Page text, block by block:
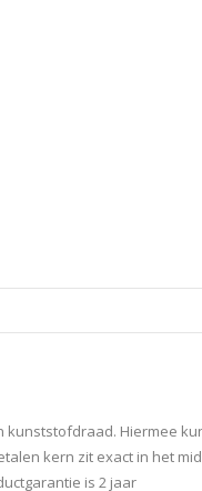
Hiermee
kern zit exact in het
is 2 jaar